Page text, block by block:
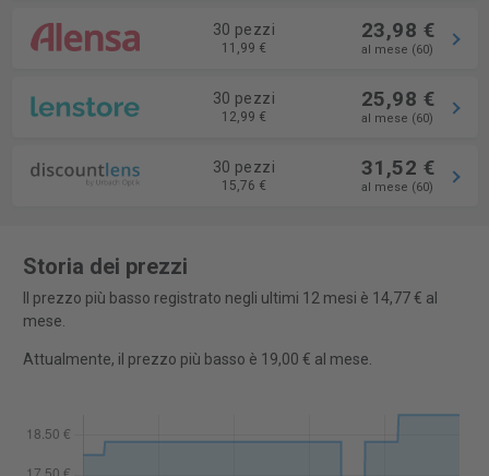
30 pezzi
11,99 €
23,98 €
al mese (60)
30 pezzi
12,99 €
25,98 €
al mese (60)
30 pezzi
15,76 €
31,52 €
al mese (60)
Storia dei prezzi
Il prezzo più basso registrato negli ultimi 12 mesi è 14,77 € al
mese.
Attualmente, il prezzo più basso è 19,00 € al mese.